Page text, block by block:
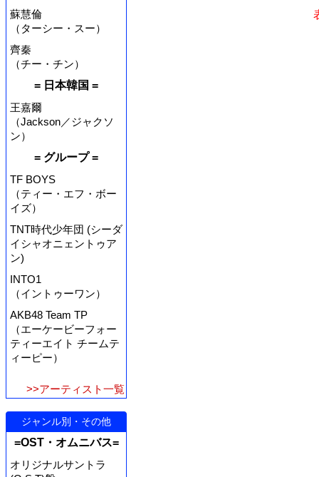
蘇慧倫
（ターシー・スー）
齊秦
（チー・チン）
= 日本韓国 =
王嘉爾
（Jackson／ジャクソ
ン）
= グループ =
TF BOYS
（ティー・エフ・ボー
イズ）
TNT時代少年団 (シーダ
イシャオニェントゥア
ン)
INTO1
（イントゥーワン）
AKB48 Team TP
（エーケービーフォー
ティーエイト チームテ
ィーピー）
>>アーティスト一覧
ジャンル別・その他
=OST・オムニバス=
オリジナルサントラ